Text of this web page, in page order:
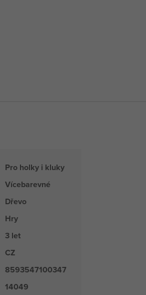
Pro holky i kluky
Vícebarevné
Dřevo
Hry
3 let
CZ
8593547100347
14049